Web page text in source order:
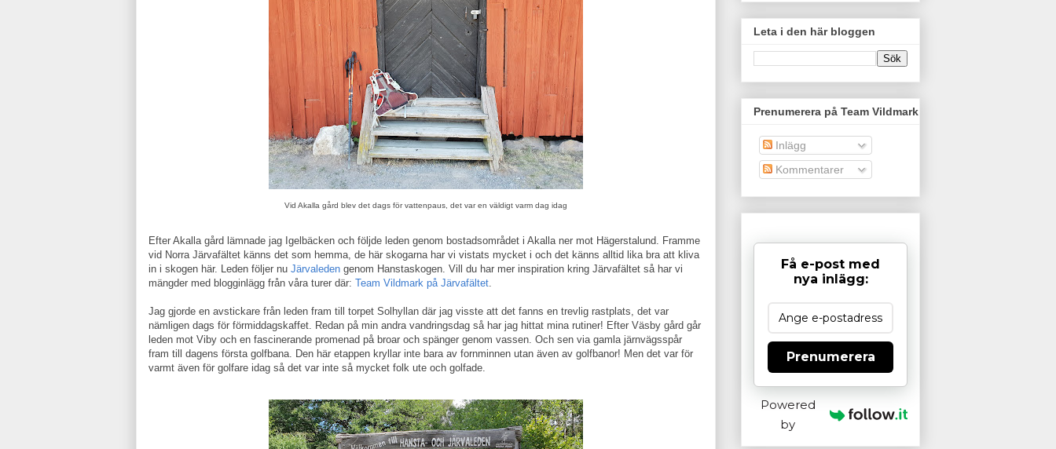
Vid Akalla gård blev det dags för vattenpaus, det var en väldigt varm dag idag
Efter Akalla gård lämnade jag Igelbäcken och följde leden genom bostadsområdet i Akalla ner mot Hägerstalund. Framme
vid Norra Järvafältet känns det som hemma, de här skogarna har vi vistats mycket i och det känns alltid lika bra att kliva
in i skogen här. Leden följer nu Järvaleden genom Hanstaskogen. Vill du har mer inspiration kring Järvafältet så har vi
mängder med blogginlägg från våra turer där: Team Vildmark på Järvafältet
Jag gjorde en avstickare från leden fram till torpet Solhyllan där jag visste att det fanns en trevlig rastplats, det var
nämligen dags för förmiddagskaffet. Redan på min andra vandringsdag så har jag hittat mina rutiner! Efter Väsby gård går
leden mot Viby och en fascinerande promenad på broar och spänger genom vassen. Och sen via gamla järnvägsspår
fram till dagens första golfbana. Den här etappen kryllar inte bara av fornminnen utan även av golfbanor! Men det var för
varmt även för golfare idag så det var inte så mycket folk ute och golfade.
Leta i den här bloggen
Prenumerera på Team Vildmark
Inlägg
Kommentarer
Få e-post med
nya inlägg:
Prenumerera
Powered
by